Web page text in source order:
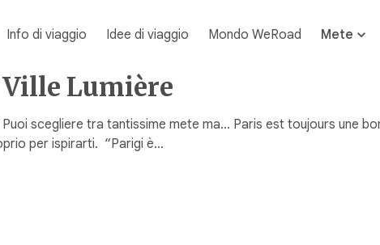
Info di viaggio Idee di viaggio Mondo WeRoad Mete
Lumière
scegliere tra tantissime mete ma… Paris est toujours une
per ispirarti. “Parigi è…